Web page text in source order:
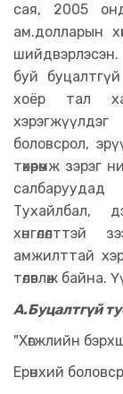
сая, 2005
ам.долларын
буй буцалтгүй
хоёр тал
боловсрол,
төхөөрөмж
Тухайлбал,
хөнгөлөлттэй
амжилттай
төлөвлөж байна.
А.Буцалтгүй
"Хөгжлийн
Ерөнхий